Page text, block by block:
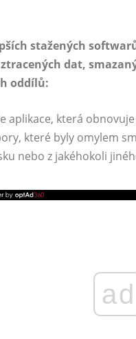
stažených
dat,
oddílů:
aplikace, která
které byly omylem
nebo z jakéhokoli
ad